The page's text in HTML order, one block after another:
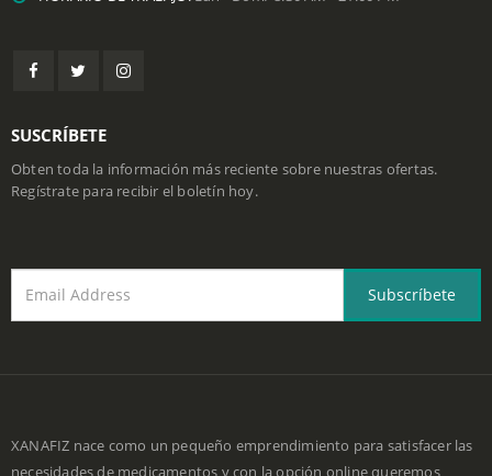
HORARIO DE TRABAJO:
SUSCRÍBETE